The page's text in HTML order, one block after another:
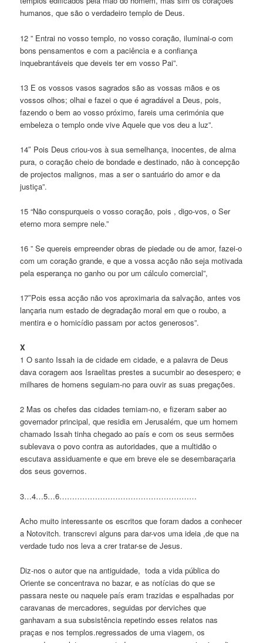
humanos, que são o verdadeiro templo de Deus.
12 ” Entrai no vosso templo, no vosso coração, iluminai-o com
bons pensamentos e com a paciência e a confiança
inquebrantáveis que deveis ter em vosso Pai”.
13 E os vossos vasos sagrados são as vossas mãos e os
vossos olhos; olhai e fazei o que é agradável a Deus, pois,
fazendo o bem ao vosso próximo, fareis uma cerimónia que
embeleza o templo onde vive Aquele que vos deu a luz”.
14″ Pois Deus criou-vos à sua semelhança, inocentes, de alma
pura, o coração cheio de bondade e destinado, não à concepção
de projectos malignos, mas a ser o santuário do amor e da
justiça”.
15 “Não conspurqueis o vosso coração, pois , digo-vos, o Ser
eterno mora sempre nele.”
16 ” Se quereis empreender obras de piedade ou de amor, fazei-o
com um coração grande, e que a vossa acção não seja motivada
pela esperança no ganho ou por um cálculo comercial”,
17″Pois essa acção não vos aproximaria da salvação, antes vos
lançaria num estado de degradação moral em que o roubo, a
mentira e o homicídio passam por actos generosos”.
X
1 O santo Issah ia de cidade em cidade, e a palavra de Deus
dava coragem aos Israelitas prestes a sucumbir ao desespero; e
milhares de homens seguiam-no para ouvir as suas pregações.
2 Mas os chefes das cidades temiam-no, e fizeram saber ao
governador principal, que residia em Jerusalém, que um homem
chamado Issah tinha chegado ao país e com os seus sermões
sublevava o povo contra as autoridades, que a multidão o
escutava assiduamente e que em breve ele se desembaraçaria
dos seus governos.
3…4…5…6………………………………………………
Acho muito interessante os escritos que foram dados a conhecer
a Notovitch. transcrevi alguns para dar-vos uma ideia ,de que na
verdade tudo nos leva a crer tratar-se de Jesus.
Diz-nos o autor que na antiguidade, toda a vida pública do
Oriente se concentrava no bazar, e as notícias do que se
passara neste ou naquele país eram trazidas e espalhadas por
caravanas de mercadores, seguidas por derviches que
ganhavam a sua subsistência repetindo esses relatos nas
praças e nos templos.regressados de uma viagem, os